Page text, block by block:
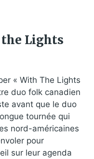
Lights
« With The Lights
duo folk canadien
avant que le duo
tournée qui
nord-américaines
pour
sur leur agenda